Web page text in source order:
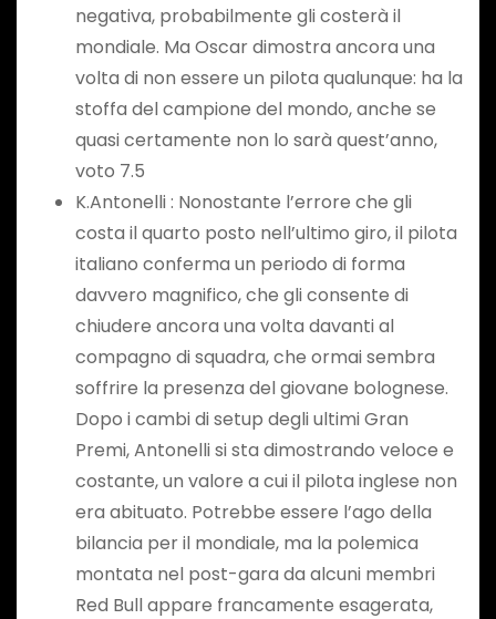
negativa, probabilmente gli costerà il
mondiale. Ma Oscar dimostra ancora una
volta di non essere un pilota qualunque: ha la
stoffa del campione del mondo, anche se
quasi certamente non lo sarà quest’anno,
voto 7.5
K.Antonelli : Nonostante l’errore che gli
costa il quarto posto nell’ultimo giro, il pilota
italiano conferma un periodo di forma
davvero magnifico, che gli consente di
chiudere ancora una volta davanti al
compagno di squadra, che ormai sembra
soffrire la presenza del giovane bolognese.
Dopo i cambi di setup degli ultimi Gran
Premi, Antonelli si sta dimostrando veloce e
costante, un valore a cui il pilota inglese non
era abituato. Potrebbe essere l’ago della
bilancia per il mondiale, ma la polemica
montata nel post-gara da alcuni membri
Red Bull appare francamente esagerata,